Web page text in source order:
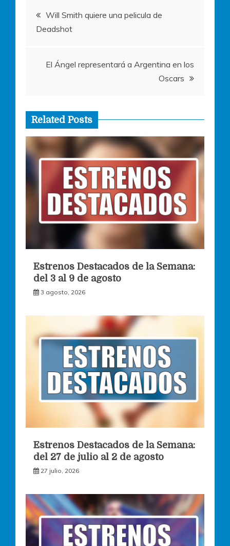
k
Navegación
entradas
Will Smith quiere una pelicula de
Deadshot
El Ángel representará a Argentina en los
Oscars
Related Posts
Estrenos Destacados de la Semana:
del 3 al 9 de agosto
3 agosto, 2026
Estrenos Destacados de la Semana:
del 27 de julio al 2 de agosto
27 julio, 2026